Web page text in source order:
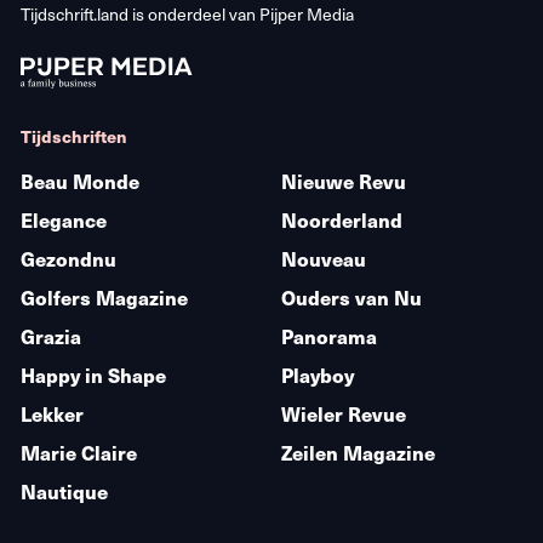
Tijdschrift.land is onderdeel van Pijper Media
Tijdschriften
Beau Monde
Elegance
Gezondnu
Golfers Magazine
Grazia
Happy in Shape
Lekker
Marie Claire
Nautique
Nieuwe Revu
Noorderland
Nouveau
Ouders van Nu
Panorama
Playboy
Wieler Revue
Zeilen Magazine